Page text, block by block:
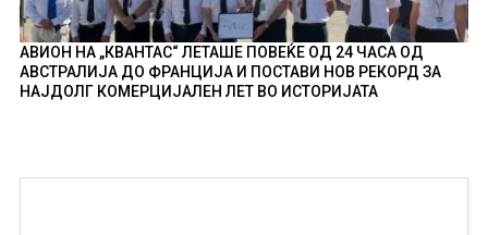
АВИОН НА „КВАНТАС“ ЛЕТАШЕ ПОВЕЌЕ ОД 24 ЧАСА ОД
АВСТРАЛИЈА ДО ФРАНЦИЈА И ПОСТАВИ НОВ РЕКОРД ЗА
НАЈДОЛГ КОМЕРЦИЈАЛЕН ЛЕТ ВО ИСТОРИЈАТА